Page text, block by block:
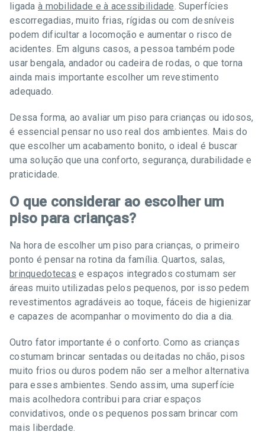
ligada à mobilidade e à acessibilidade. Superfícies
escorregadias, muito frias, rígidas ou com desníveis
podem dificultar a locomoção e aumentar o risco de
acidentes. Em alguns casos, a pessoa também pode
usar bengala, andador ou cadeira de rodas, o que torna
ainda mais importante escolher um revestimento
adequado.
Dessa forma, ao avaliar um piso para crianças ou idosos,
é essencial pensar no uso real dos ambientes. Mais do
que escolher um acabamento bonito, o ideal é buscar
uma solução que una conforto, segurança, durabilidade e
praticidade.
O que considerar ao escolher um
piso para crianças?
Na hora de escolher um piso para crianças, o primeiro
ponto é pensar na rotina da família. Quartos, salas,
brinquedotecas e espaços integrados costumam ser
áreas muito utilizadas pelos pequenos, por isso pedem
revestimentos agradáveis ao toque, fáceis de higienizar
e capazes de acompanhar o movimento do dia a dia.
Outro fator importante é o conforto. Como as crianças
costumam brincar sentadas ou deitadas no chão, pisos
muito frios ou duros podem não ser a melhor alternativa
para esses ambientes. Sendo assim, uma superfície
mais acolhedora contribui para criar espaços
convidativos, onde os pequenos possam brincar com
mais liberdade.